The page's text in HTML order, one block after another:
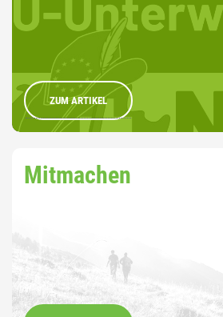
ZUM ARTIKEL
Mitmachen